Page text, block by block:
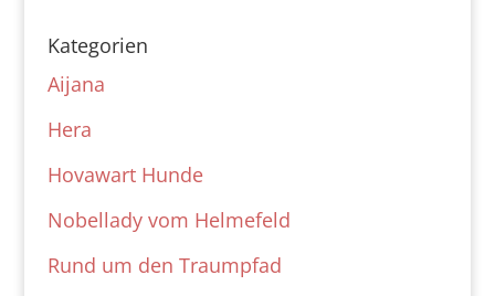
Kategorien
Aijana
Hera
Hovawart Hunde
Nobellady vom Helmefeld
Rund um den Traumpfad